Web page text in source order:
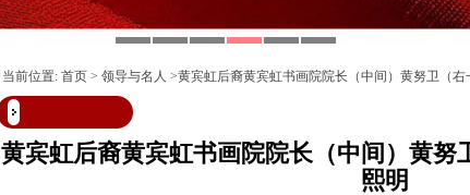
当前位置: 首页 > 领导与名人 >黄宾虹后裔黄宾虹书画院院长（中间）黄努卫（
黄宾虹后裔黄宾虹书画院院长（中间）黄努
熙明